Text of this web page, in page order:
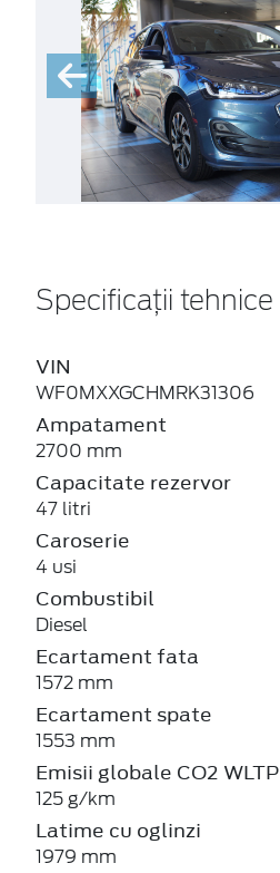
Specificații tehnice
VIN
WF0MXXGCHMRK31306
Ampatament
2700 mm
Capacitate rezervor
47 litri
Caroserie
4 usi
Combustibil
Diesel
Ecartament fata
1572 mm
Ecartament spate
1553 mm
Emisii globale CO2 WLTP
125 g/km
Latime cu oglinzi
1979 mm